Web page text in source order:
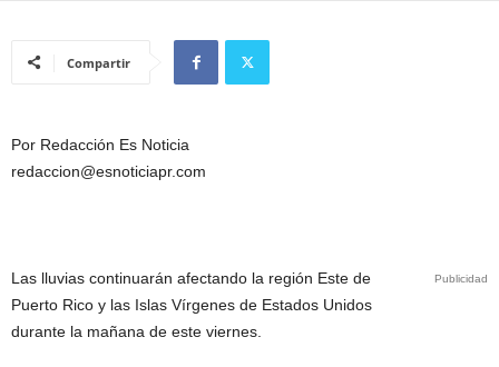
Compartir
Por Redacción Es Noticia
redaccion@esnoticiapr.com
Publicidad
Las lluvias continuarán afectando la región Este de
Puerto Rico y las Islas Vírgenes de Estados Unidos
durante la mañana de este viernes.